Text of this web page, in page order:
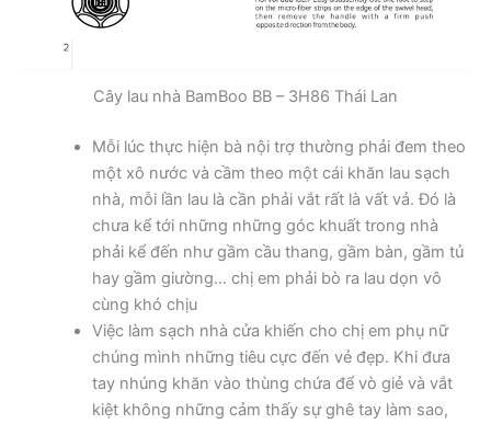
Cây lau nhà BamBoo BB – 3H86 Thái Lan
Mỗi lúc thực hiện bà nội trợ thường phải đem theo
một xô nước và cầm theo một cái khăn lau sạch
nhà, mỗi lần lau là cần phải vắt rất là vất vả. Đó là
chưa kể tới những những góc khuất trong nhà
phải kể đến như gầm cầu thang, gầm bàn, gầm tủ
hay gầm giường… chị em phải bò ra lau dọn vô
cùng khó chịu
Việc làm sạch nhà cửa khiến cho chị em phụ nữ
chúng mình những tiêu cực đến vẻ đẹp. Khi đưa
tay nhúng khăn vào thùng chứa để vò giẻ và vắt
kiệt không những cảm thấy sự ghê tay làm sao,